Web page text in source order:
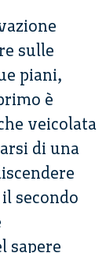
sulle
piani,
è
veicolata
di una
secondo
sapere